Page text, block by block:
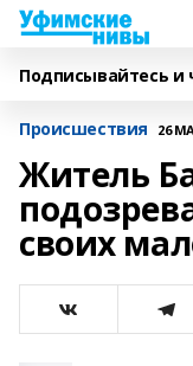
Подписывайтесь и
Происшествия 26
Житель
своих